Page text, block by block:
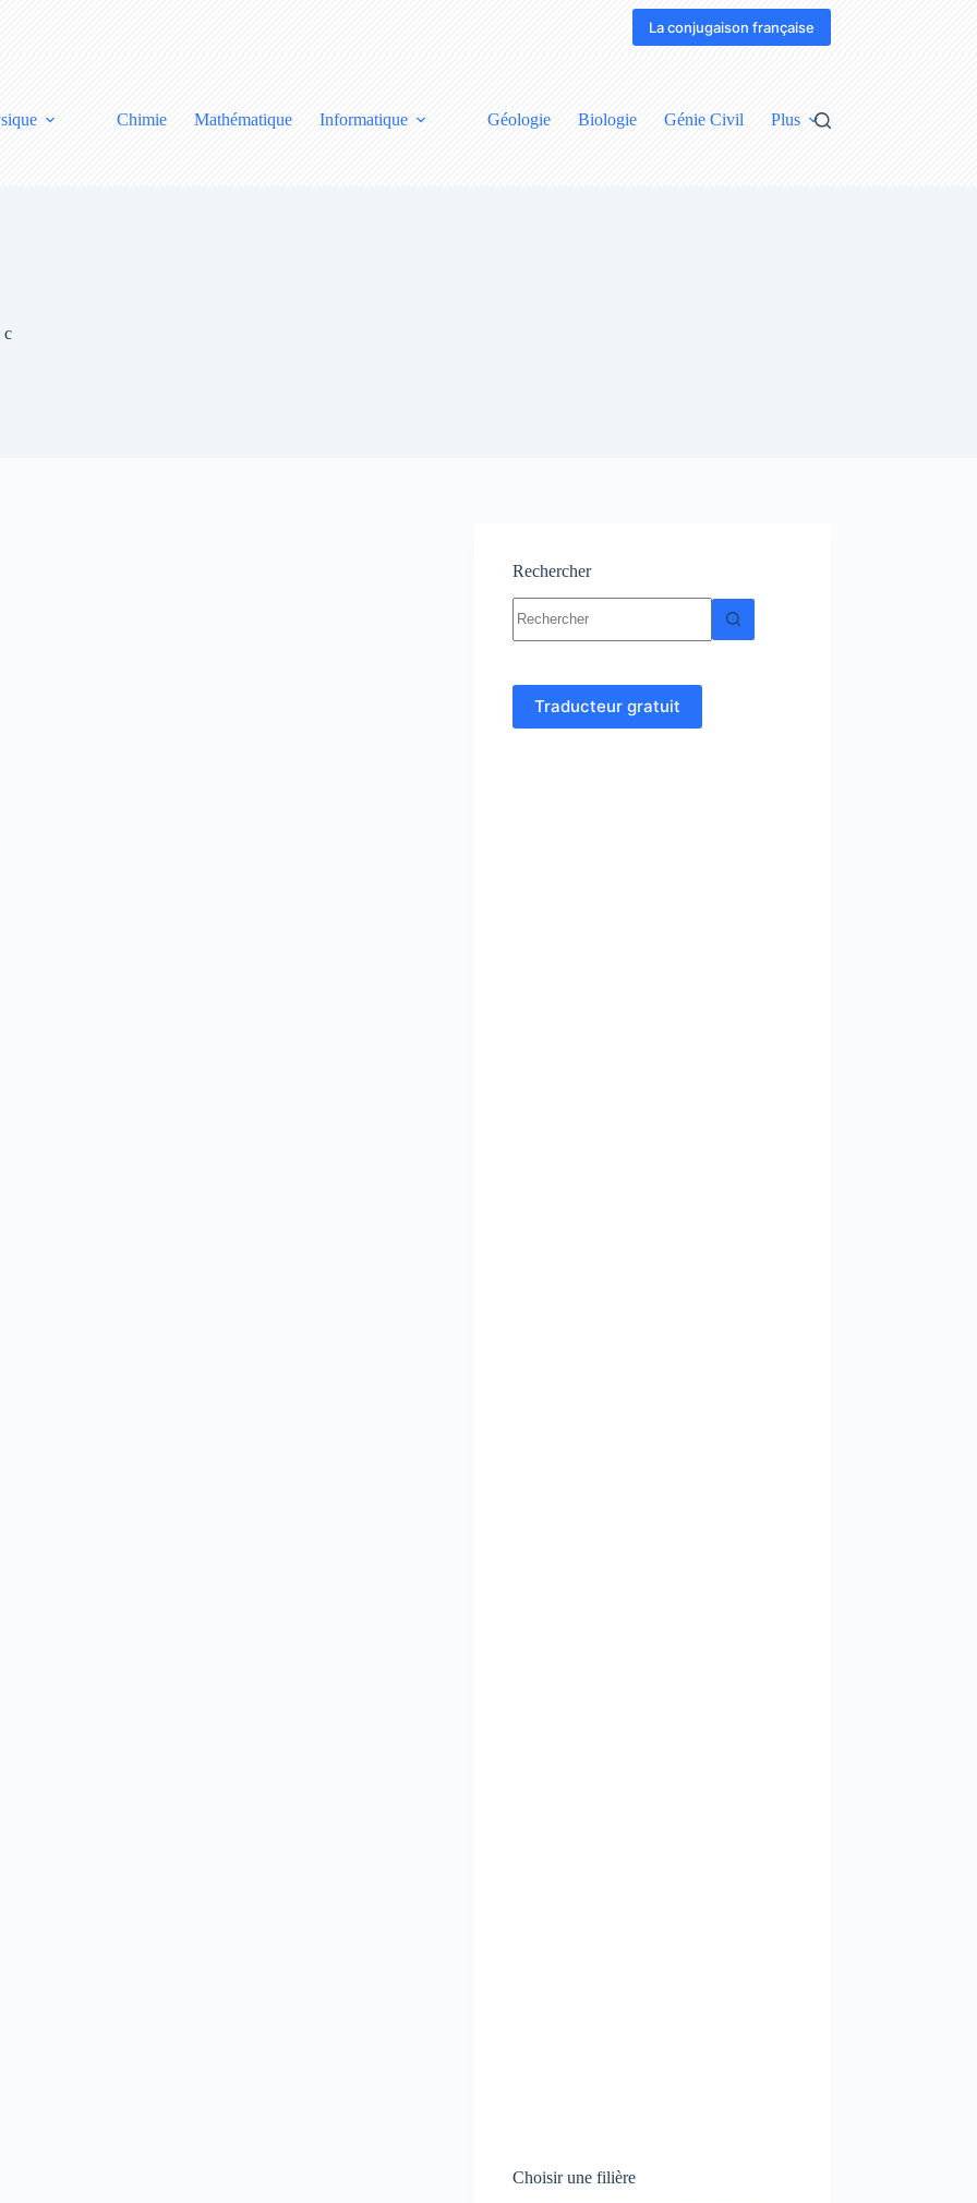
La conjugaison française
Chimie Mathématique Informatique Géologie Biologie Génie Civil Plus
c
Rechercher
résultat
Traducteur gratuit
Choisir une filière